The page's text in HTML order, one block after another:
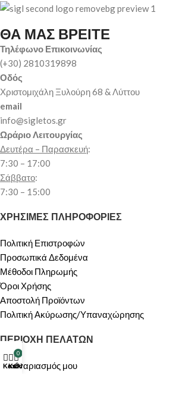
ΘΑ ΜΑΣ ΒΡΕΙΤΕ
Τηλέφωνο Επικοινωνίας
(+30) 2810319898
Οδός
Χριστομιχάλη Ξυλούρη 68 & Λύττου
email
info@sigletos.gr
Ωράριο Λειτουργίας
Δευτέρα – Παρασκευή:
7:30 – 17:00
Σάββατο:
7:30 – 15:00
ΧΡΗΣΙΜΕΣ ΠΛΗΡΟΦΟΡΙΕΣ
Πολιτική Επιστροφών
Προσωπικά Δεδομένα
Μέθοδοι Πληρωμής
Όροι Χρήσης
Αποστολή Προϊόντων
Πολιτική Ακύρωσης/Υπαναχώρησης
ΠΕΡΙΟΧΗ ΠΕΛΑΤΩΝ
Ο λογαριασμός μου
Κατάστημα
0
Καλάθι
Ο λογαριασμός μου